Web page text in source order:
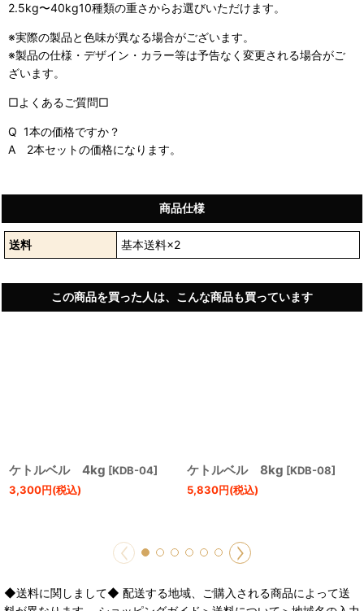
2.5kg〜40kg10種類の重さからお選びいただけます。
※実際の製品と色味が異なる場合がございます。
※製品の仕様・デザイン・カラー等は予告なく変更される場合がご
ざいます。
□よくあるご質問□
Q 1本の価格ですか？
A 2本セットの価格になります。
商品仕様
送料 基本送料×2
この商品を買った人は、こんな商品も買っています
ケトルベル 4kg [KDB-04]
3,300円(税込)
ケトルベル 8kg [KDB-08]
5,830円(税込)
◆送料に関しまして◆ 配送する地域、ご購入される商品によって送